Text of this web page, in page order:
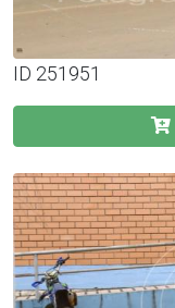
ID 251951